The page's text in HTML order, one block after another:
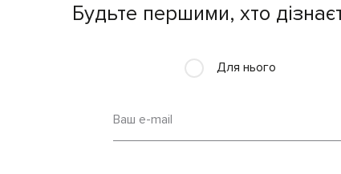
Будьте першими, хто
Для нього
Ваш e-mail